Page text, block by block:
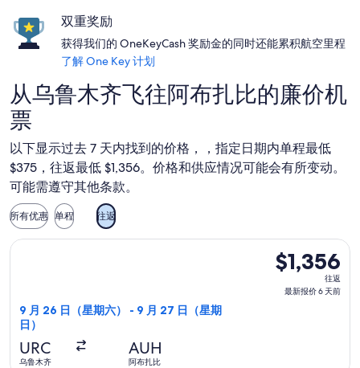
双重奖励
获得我们的 OneKeyCash 奖励金的同时还能累积航空里程
了解 One Key 计划
从乌鲁木齐飞往阿布扎比的廉价机
票
以下显示过去 7 天内找到的价格，，指定日期内单程最低
$375，往返最低 $1,356。价格和供应情况可能会有所变动。
可能需遵守其他条款。
所有优惠 单程 往返
$1,356
往
返,
$1,356
往返
最新报价 6 天前
9 月 26 日（星期六） - 9 月 27 日（星期
日）
URC
乌鲁木齐
AUH
阿布扎比
选择乌兹别克斯坦航空航班，9 月 26 日（星期六）从乌鲁木